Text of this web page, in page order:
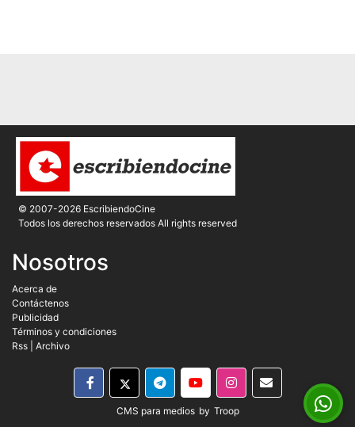
© 2007-2026 EscribiendoCine
Todos los derechos reservados All rights reserved
Nosotros
Acerca de
Contáctenos
Publicidad
Términos y condiciones
Rss
Archivo
CMS para medios by Troop